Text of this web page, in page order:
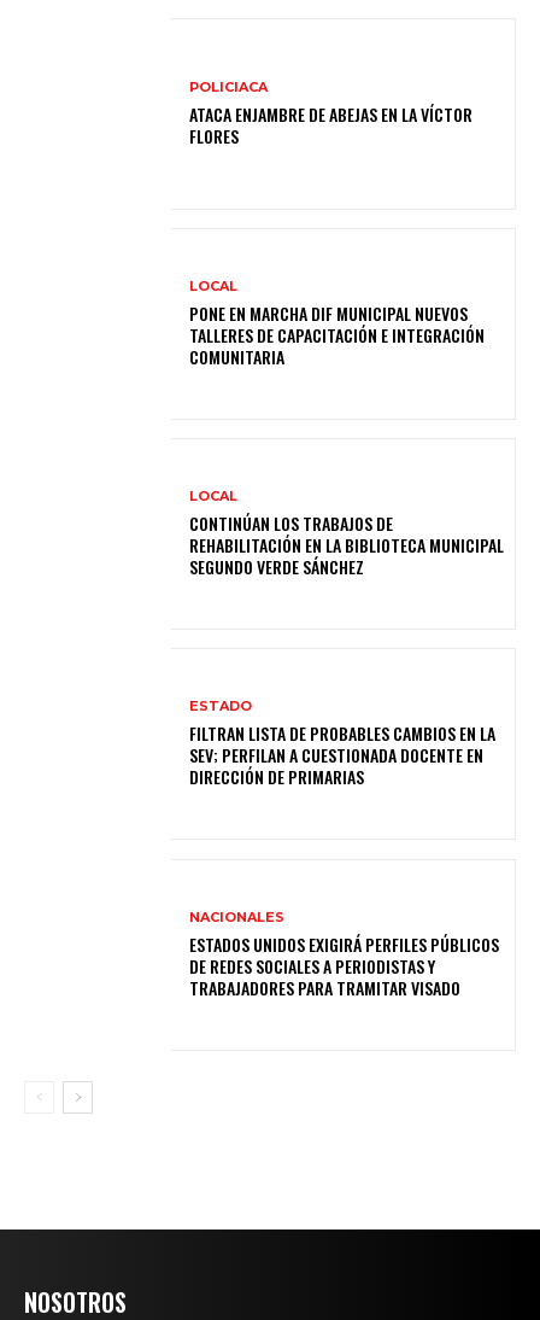
POLICIACA
ATACA ENJAMBRE DE ABEJAS EN LA VÍCTOR
FLORES
LOCAL
PONE EN MARCHA DIF MUNICIPAL NUEVOS
TALLERES DE CAPACITACIÓN E INTEGRACIÓN
COMUNITARIA
LOCAL
CONTINÚAN LOS TRABAJOS DE
REHABILITACIÓN EN LA BIBLIOTECA MUNICIPAL
SEGUNDO VERDE SÁNCHEZ
ESTADO
FILTRAN LISTA DE PROBABLES CAMBIOS EN LA
SEV; PERFILAN A CUESTIONADA DOCENTE EN
DIRECCIÓN DE PRIMARIAS
NACIONALES
ESTADOS UNIDOS EXIGIRÁ PERFILES PÚBLICOS
DE REDES SOCIALES A PERIODISTAS Y
TRABAJADORES PARA TRAMITAR VISADO
NOSOTROS